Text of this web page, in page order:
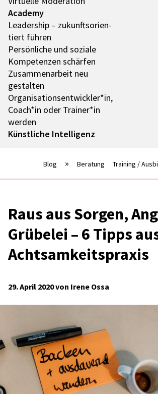
Academy
Leader­ship – zukunfts­ori­en­
tiert führen
Persön­li­che und soziale
Kompe­ten­zen schär­fen
Zusam­men­ar­beit neu
gestal­ten
Organisationsentwickler*in,
Coach*in oder Trainer*in
werden
Künst­li­che Intel­li­genz
Blog Beratung Training /
Raus aus Sorgen,
Grübe­lei – 6 Tipps
Acht­sam­keits­pra­xis
29. April 2020 von Irene Ossa